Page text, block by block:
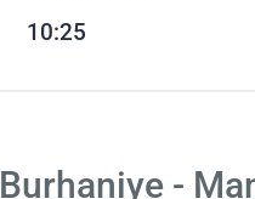
10:25
Burhaniye -